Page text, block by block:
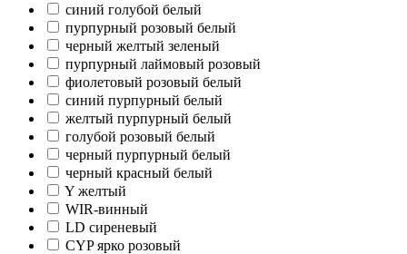
синий голубой белый
пурпурный розовый белый
черный желтый зеленый
пурпурный лаймовый розовый
фиолетовый розовый белый
синий пурпурный белый
желтый пурпурный белый
голубой розовый белый
черный пурпурный белый
черный красный белый
Y желтый
WIR-винный
LD сиреневый
CYP ярко розовый